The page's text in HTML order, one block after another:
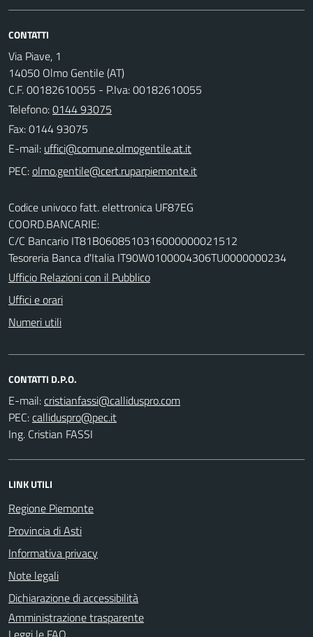
CONTATTI
Via Piave, 1
14050 Olmo Gentile (AT)
C.F. 00182610055 - P.Iva: 00182610055
Telefono:0144 93075
Fax: 0144 93075
E-mail:
PEC:
Codice univoco fatt. elettronica UF87EG
COORD.BANCARIE:
C/C Bancario IT81B0608510316000000021512
Tesoreria Banca d'Italia IT90W0100004306TU0000000234
Ufficio Relazioni con il Pubblico
Uffici e orari
Numeri utili
CONTATTI D.P.O.
E-mail:
PEC:
Ing. Cristian FASSI
LINK UTILI
Regione Piemonte
Provincia di Asti
Informativa privacy
Note legali
Dichiarazione di accessibilità
Amministrazione trasparente